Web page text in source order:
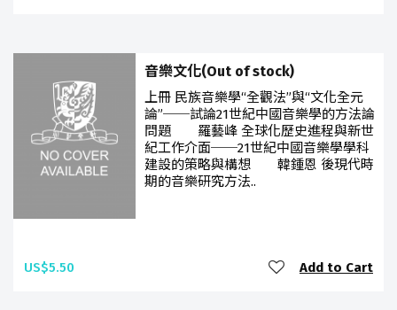
音樂文化(Out of stock)
上冊 民族音樂學“全觀法”與“文化全元
論”──試論21世紀中國音樂學的方法論
問題 羅藝峰 全球化歷史進程與新世
紀工作介面──21世紀中國音樂學學科
建設的策略與構想 韓鍾恩 後現代時
期的音樂研究方法..
US$5.50 Add to Cart